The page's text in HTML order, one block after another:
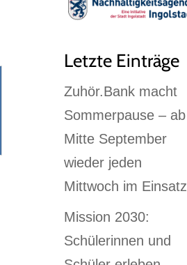
Letzte Einträge
Zuhör.Bank macht
Sommerpause – ab
Mitte September
wieder jeden
Mittwoch im Einsatz
Mission 2030:
Schülerinnen und